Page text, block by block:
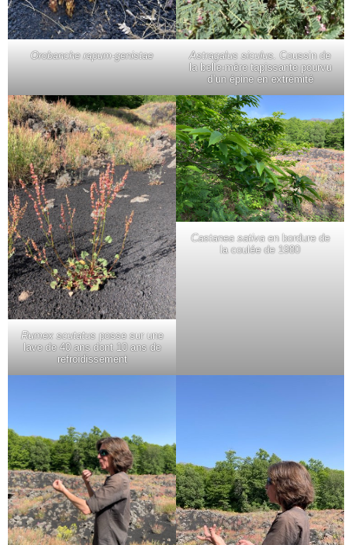
Orobanche rapum-genistae Astragalus siculus. Coussin de
la belle-mère tapissante pourvu
d’un épine en extrémité
Rumex scutatusposse sur une
lave de 40 ans dont 10 ans de
refroidissement
Castanea sativaen bordure de
la coulée de 1980